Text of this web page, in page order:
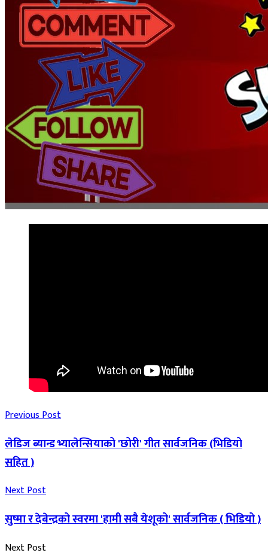
Previous Post
लेडिज ब्यान्ड भ्यालेन्सियाको 'छोरी' गीत सार्वजनिक (भिडियो
सहित )
Next Post
सुष्मा र देबेन्द्रको स्वरमा 'हामी सबै येशूको' सार्वजनिक ( भिडियो )
Next Post